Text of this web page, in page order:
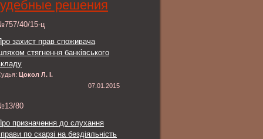
решения
№757/40/15-ц
захист прав споживача
стягнення банківського
Цокол Л. І.
07.01.2015
№13/80
призначення до слухання
по скарзі на бездіяльність